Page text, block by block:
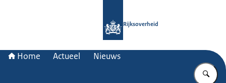
Rijksoverheid
Home Actueel Nieuws